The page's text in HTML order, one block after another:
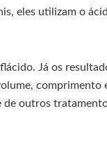
eles utilizam o
Já os
comprimento
outros